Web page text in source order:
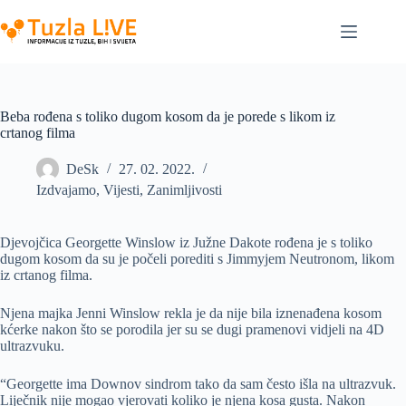
to
content
Beba rođena s toliko dugom kosom da je porede s likom iz
crtanog filma
DeSk
27. 02. 2022.
Izdvajamo, Vijesti, Zanimljivosti
Djevojčica Georgette Winslow iz Južne Dakote rođena je s toliko
dugom kosom da su je počeli porediti s Jimmyjem Neutronom, likom
iz crtanog filma.
Njena majka Jenni Winslow rekla je da nije bila iznenađena kosom
kćerke nakon što se porodila jer su se dugi pramenovi vidjeli na 4D
ultrazvuku.
“Georgette ima Downov sindrom tako da sam često išla na ultrazvuk.
Liječnik nije mogao vjerovati koliko je njena kosa gusta. Nakon